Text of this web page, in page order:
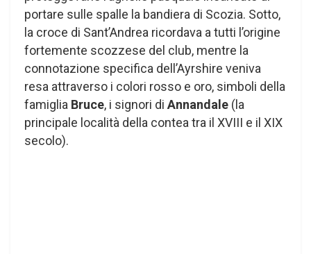
portare sulle spalle la bandiera di Scozia. Sotto,
la croce di Sant’Andrea ricordava a tutti l’origine
fortemente scozzese del club, mentre la
connotazione specifica dell’Ayrshire veniva
resa attraverso i colori rosso e oro, simboli della
famiglia Bruce, i signori di Annandale (la
principale località della contea tra il XVIII e il XIX
secolo).